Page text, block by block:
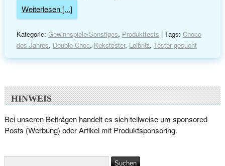
Weiterlesen [...]
Kategorie: Gewinnspiele/Sonstiges, Produkttests | Tags: Choco
des Jahres, Double Choc, Kekstester, Leibniz, Tester gesucht
HINWEIS
Bei unseren Beiträgen handelt es sich teilweise um sponsored
Posts (Werbung) oder Artikel mit Produktsponsoring.